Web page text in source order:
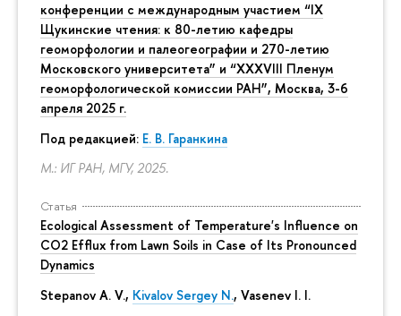
конференции с международным участием “IX
Щукинские чтения: к 80-летию кафедры
геоморфологии и палеогеографии и 270-летию
Московского университета” и “XXXVIII Пленум
геоморфологической комиссии РАН”, Москва, 3-6
апреля 2025 г.
Под редакцией: Е. В. Гаранкина
М.: ИГ РАН, МГУ, 2025.
Статья
Ecological Assessment of Temperature's Influence on
CO2 Efflux from Lawn Soils in Case of Its Pronounced
Dynamics
Stepanov A. V., Kivalov Sergey N., Vasenev I. I.